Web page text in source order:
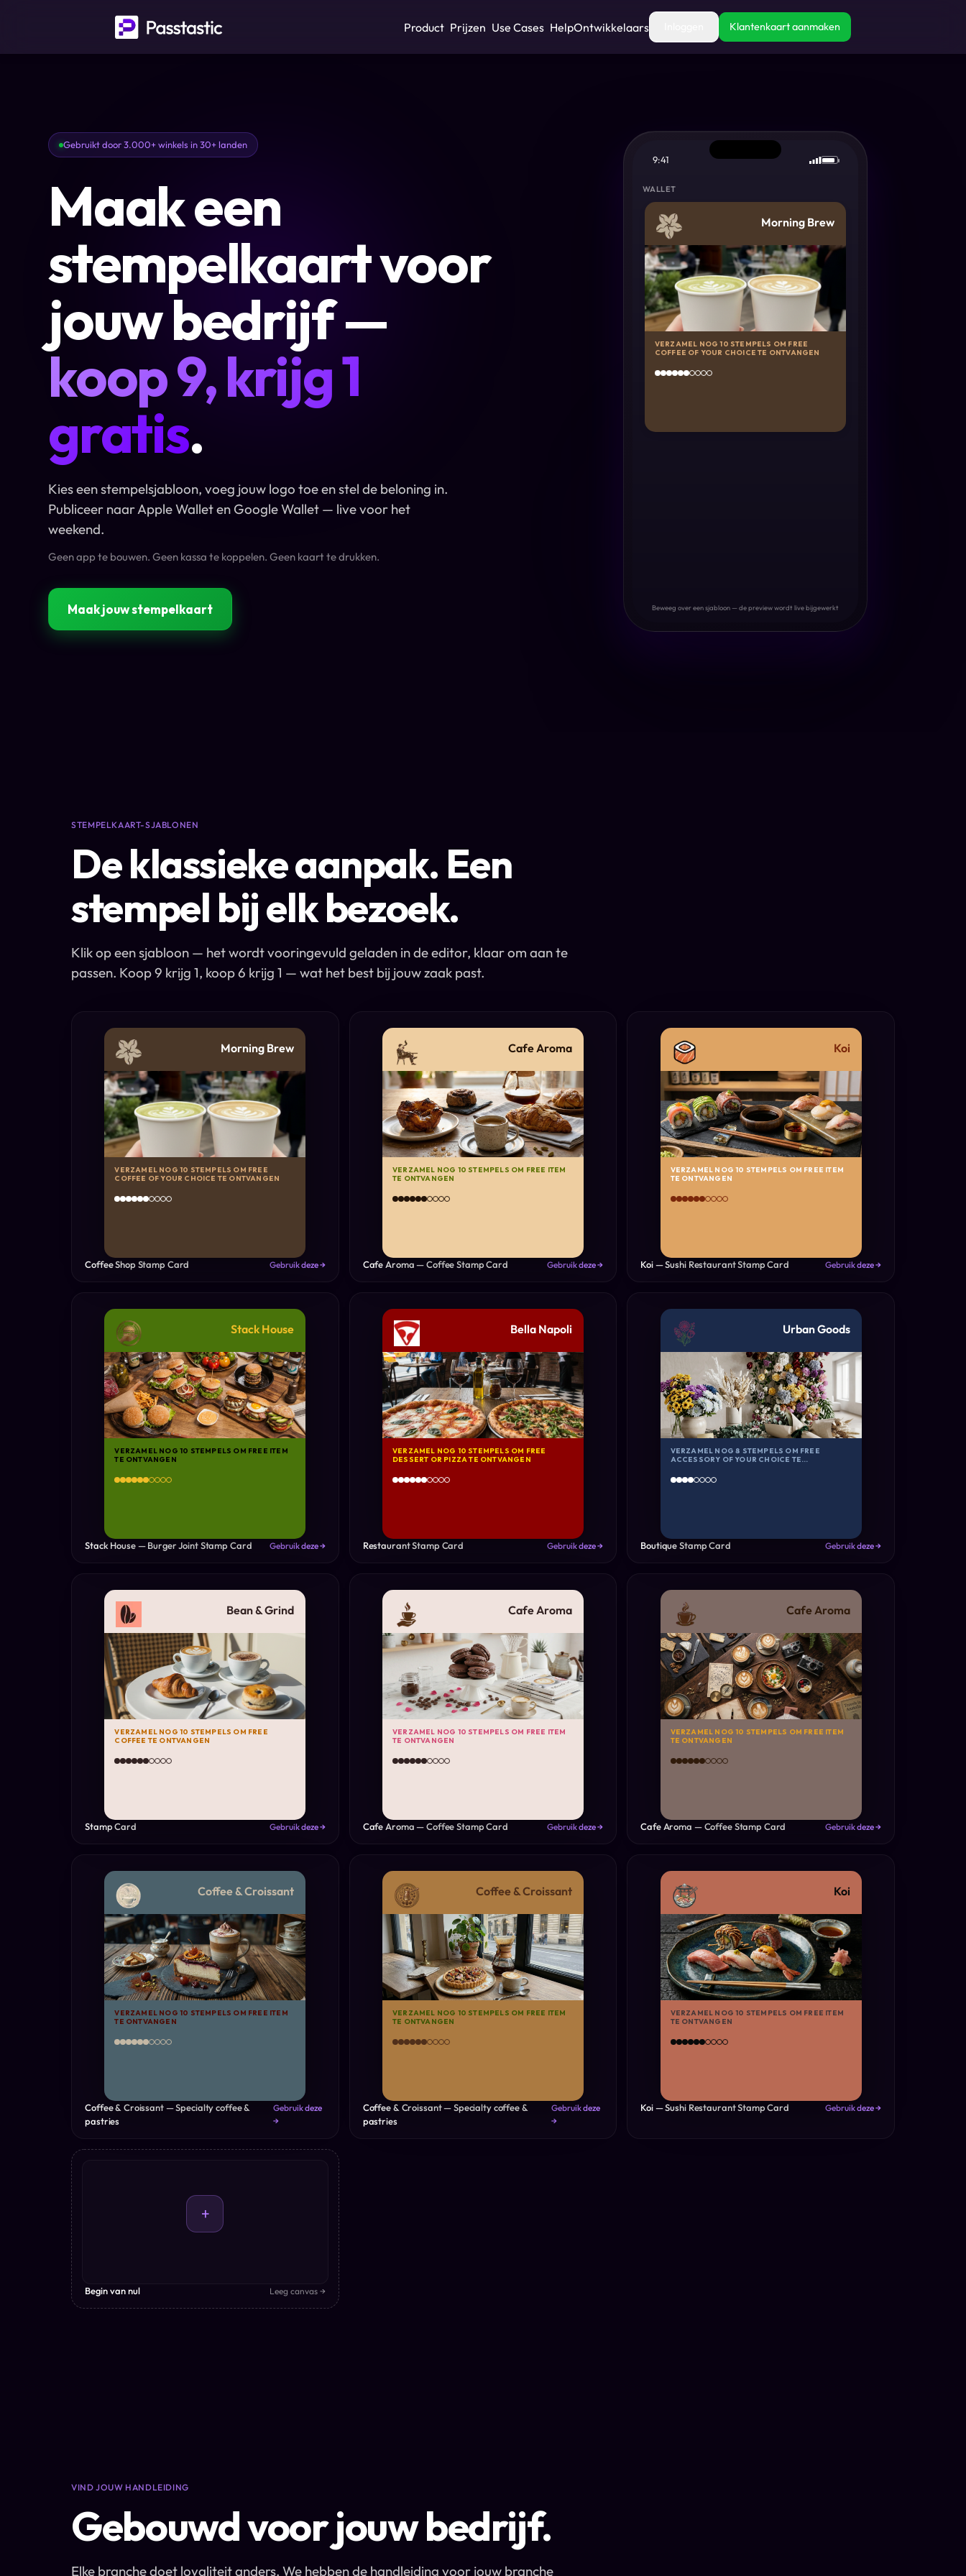
Product Prijzen Use Cases HelpOntwikkelaars Klantenkaart aanmaken
Gebruikt door 3.000+ winkels in 30+ landen
Maak een
stempelkaart voor
jouw bedrijf —
koop 9, krijg 1
gratis.
Kies een stempelsjabloon, voeg jouw logo toe en stel de beloning in.
Publiceer naar Apple Wallet en Google Wallet — live voor het
weekend.
Geen app te bouwen. Geen kassa te koppelen. Geen kaart te drukken.
Maak jouw stempelkaart
9:41
WALLET
Morning Brew
VERZAMEL NOG 10 STEMPELS OM FREE
COFFEE OF YOUR CHOICE TE ONTVANGEN
Beweeg over een sjabloon — de preview wordt live bijgewerkt
STEMPELKAART-SJABLONEN
De klassieke aanpak. Een
stempel bij elk bezoek.
Klik op een sjabloon — het wordt vooringevuld geladen in de editor, klaar om aan te
passen. Koop 9 krijg 1, koop 6 krijg 1 — wat het best bij jouw zaak past.
Morning Brew
VERZAMEL NOG 10 STEMPELS OM FREE
COFFEE OF YOUR CHOICE TE ONTVANGEN
Coffee Shop Stamp Card Gebruik deze →
Cafe Aroma
VERZAMEL NOG 10 STEMPELS OM FREE ITEM
TE ONTVANGEN
Cafe Aroma — Coffee Stamp Card Gebruik deze →
Koi
VERZAMEL NOG 10 STEMPELS OM FREE ITEM
TE ONTVANGEN
Koi — Sushi Restaurant Stamp Card Gebruik deze →
Stack House
VERZAMEL NOG 10 STEMPELS OM FREE ITEM
TE ONTVANGEN
Stack House — Burger Joint Stamp Card Gebruik deze →
Bella Napoli
VERZAMEL NOG 10 STEMPELS OM FREE
DESSERT OR PIZZA TE ONTVANGEN
Restaurant Stamp Card Gebruik deze →
Urban Goods
VERZAMEL NOG 8 STEMPELS OM FREE
ACCESSORY OF YOUR CHOICE TE
Boutique Stamp Card Gebruik deze →
Bean & Grind
VERZAMEL NOG 10 STEMPELS OM FREE
COFFEE TE ONTVANGEN
Stamp Card Gebruik deze →
Cafe Aroma
VERZAMEL NOG 10 STEMPELS OM FREE ITEM
TE ONTVANGEN
Cafe Aroma — Coffee Stamp Card Gebruik deze →
Cafe Aroma
VERZAMEL NOG 10 STEMPELS OM FREE ITEM
TE ONTVANGEN
Cafe Aroma — Coffee Stamp Card Gebruik deze →
Coffee & Croissant
VERZAMEL NOG 10 STEMPELS OM FREE ITEM
TE ONTVANGEN
Coffee & Croissant — Specialty coffee &
pastries
Gebruik deze
→
Coffee & Croissant
VERZAMEL NOG 10 STEMPELS OM FREE ITEM
TE ONTVANGEN
Coffee & Croissant — Specialty coffee &
pastries
Gebruik deze
→
Koi
VERZAMEL NOG 10 STEMPELS OM FREE ITEM
TE ONTVANGEN
Koi — Sushi Restaurant Stamp Card Gebruik deze →
+
Begin van nul Leeg canvas →
VIND JOUW HANDLEIDING
Gebouwd voor jouw bedrijf.
Elke branche doet loyaliteit anders. We hebben de handleiding voor jouw branche